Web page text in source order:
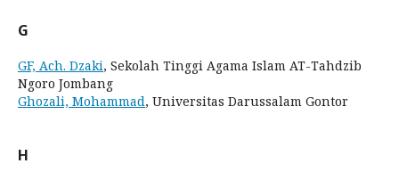
G
GF, Ach. Dzaki, Sekolah Tinggi Agama Islam AT-Tahdzib
Ngoro Jombang
Ghozali, Mohammad, Universitas Darussalam Gontor
H